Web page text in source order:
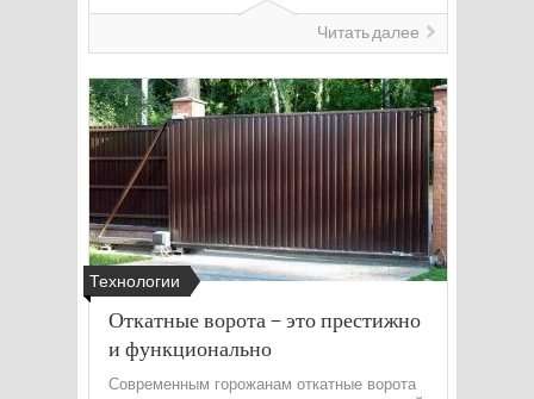
Читать далее
Технологии
Откатные ворота – это престижно
и функционально
Современным горожанам откатные ворота